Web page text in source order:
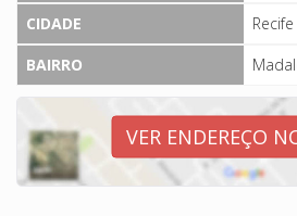
CIDADE
Recife
BAIRRO
VER ENDEREÇO